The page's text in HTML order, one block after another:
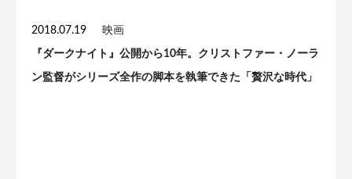
2018.07.19 映画
『ダークナイト』公開から10年。クリストファー・ノーラ
ン監督がシリーズ全作の脚本を執筆できた「贅沢な時代」